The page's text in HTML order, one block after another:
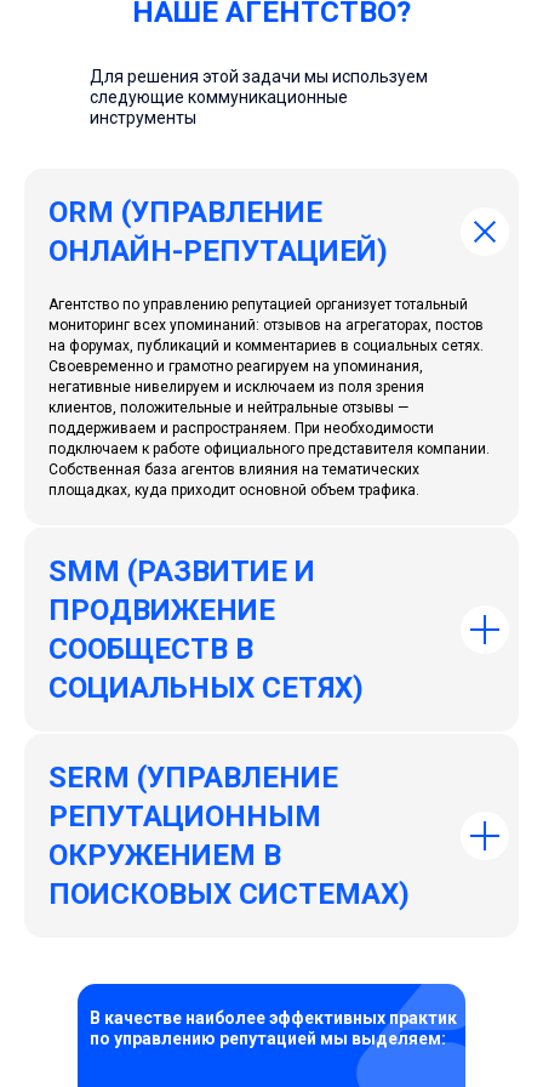
НАШЕ АГЕНТСТВО?
Для решения этой задачи мы используем
следующие коммуникационные
инструменты
ORM (УПРАВЛЕНИЕ
ОНЛАЙН-РЕПУТАЦИЕЙ)
Агентство по управлению репутацией организует тотальный
мониторинг всех упоминаний: отзывов на агрегаторах, постов
на форумах, публикаций и комментариев в социальных сетях.
Своевременно и грамотно реагируем на упоминания,
негативные нивелируем и исключаем из поля зрения
клиентов, положительные и нейтральные отзывы —
поддерживаем и распространяем. При необходимости
подключаем к работе официального представителя компании.
Собственная база агентов влияния на тематических
площадках, куда приходит основной объем трафика.
SMM (РАЗВИТИЕ И
ПРОДВИЖЕНИЕ
СООБЩЕСТВ В
СОЦИАЛЬНЫХ СЕТЯХ)
SERM (УПРАВЛЕНИЕ
РЕПУТАЦИОННЫМ
ОКРУЖЕНИЕМ В
ПОИСКОВЫХ СИСТЕМАХ)
В качестве наиболее эффективных практик
по управлению репутацией мы выделяем: